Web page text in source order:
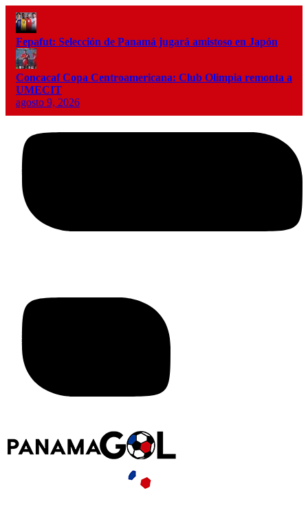
Fepafut: Selección de Panamá jugará amistoso en Japón
Concacaf Copa Centroamericana: Club Olimpia remonta a
UMECIT
agosto 9, 2026